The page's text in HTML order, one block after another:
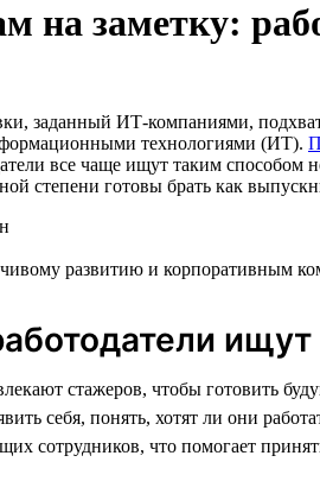
на заметку:
заданный ИТ-компаниями,
технологиями (ИТ).
все чаще ищут таким способом
степени готовы брать как
развитию и корпоративным
стажеров, чтобы готовить
себя, понять, хотят ли они
сотрудников, что помогает